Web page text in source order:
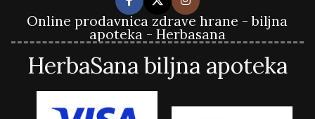
Online prodavnica zdrave hrane - biljna
apoteka - Herbasana
HerbaSana biljna apoteka